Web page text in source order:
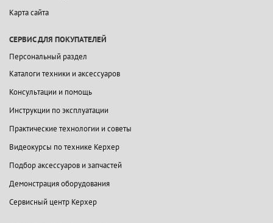
Карта сайта
СЕРВИС ДЛЯ ПОКУПАТЕЛЕЙ
Персональный раздел
Каталоги техники и аксессуаров
Консультации и помощь
Инструкции по эксплуатации
Практические технологии и советы
Видеокурсы по технике Керхер
Подбор аксессуаров и запчастей
Демонстрация оборудования
Сервисный центр Керхер